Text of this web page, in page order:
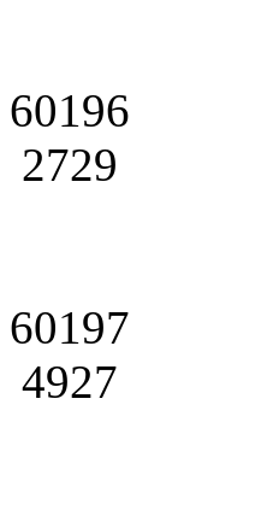
60196
2729
60197
4927